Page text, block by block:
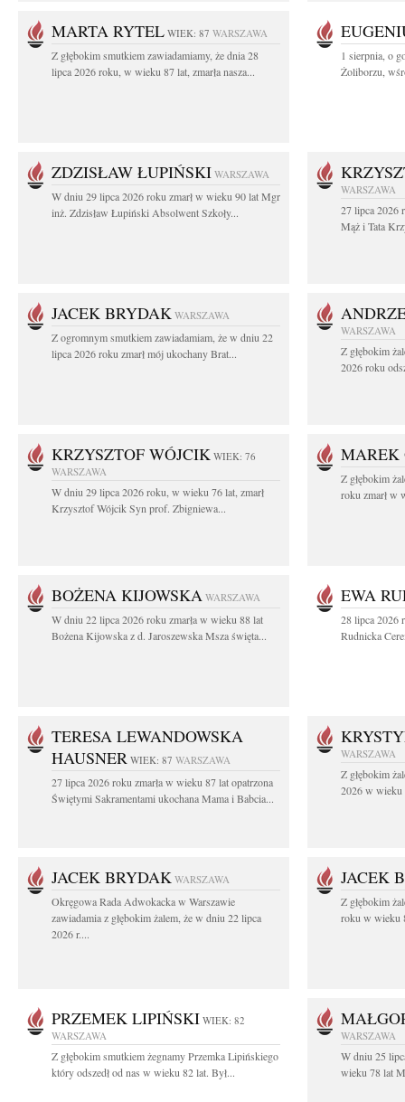
MARTA RYTEL WIEK: 87 WARSZAWA
Z głębokim smutkiem zawiadamiamy, że dnia 28
lipca 2026 roku, w wieku 87 lat, zmarła nasza...
1 sierpnia, o
Żoliborzu,
ZDZISŁAW ŁUPIŃSKI WARSZAWA
W dniu 29 lipca 2026 roku zmarł w wieku 90 lat Mgr
inż. Zdzisław Łupiński Absolwent Szkoły...
WARSZAWA
27 lipca 2026
Mąż i Tata
JACEK BRYDAK WARSZAWA
Z ogromnym smutkiem zawiadamiam, że w dniu 22
lipca 2026 roku zmarł mój ukochany Brat...
WARSZAWA
Z głębokim
2026 roku
KRZYSZTOF WÓJCIK WIEK: 76
WARSZAWA
W dniu 29 lipca 2026 roku, w wieku 76 lat, zmarł
Krzysztof Wójcik Syn prof. Zbigniewa...
MAREK
Z głębokim
roku zmarł w
BOŻENA KIJOWSKA WARSZAWA
W dniu 22 lipca 2026 roku zmarła w wieku 88 lat
Bożena Kijowska z d. Jaroszewska Msza święta...
EWA
28 lipca 2026
Rudnicka
TERESA LEWANDOWSKA
HAUSNER WIEK: 87 WARSZAWA
27 lipca 2026 roku zmarła w wieku 87 lat opatrzona
Świętymi Sakramentami ukochana Mama i Babcia...
WARSZAWA
Z głębokim
2026 w wieku
JACEK BRYDAK WARSZAWA
Okręgowa Rada Adwokacka w Warszawie
zawiadamia z głębokim żalem, że w dniu 22 lipca
2026 r....
JACEK
Z głębokim
roku w wieku
PRZEMEK LIPIŃSKI WIEK: 82
WARSZAWA
Z głębokim smutkiem żegnamy Przemka Lipińskiego
który odszedł od nas w wieku 82 lat. Był...
WARSZAWA
W dniu 25
wieku 78 lat